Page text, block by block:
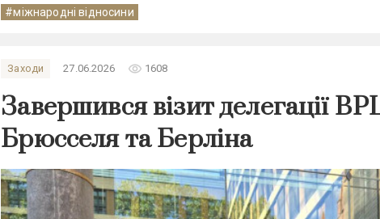
#міжнародні відносини
Заходи 27.06.2026 remove_red_eye 1608
Завершився візит делегації
Брюсселя та Берліна